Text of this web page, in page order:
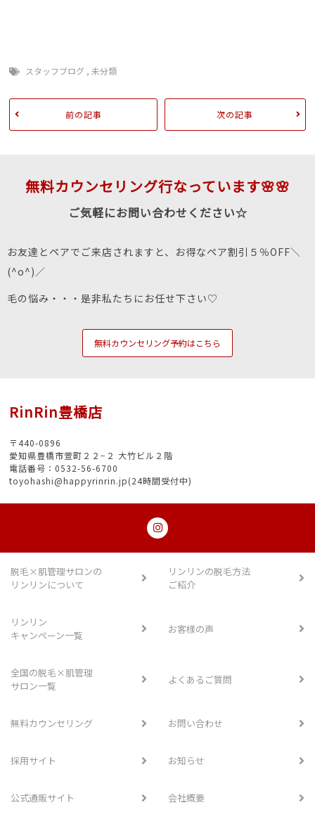
スタッフブログ ,未分類
前の記事 次の記事
無料カウンセリング行なっています🌸🌸
ご気軽にお問い合わせください☆
お友達とペアでご来店されますと、お得なペア割引５％OFF＼
(^o^)／
毛の悩み・・・是非私たちにお任せ下さい♡
無料カウンセリング予約はこちら
RinRin豊橋店
〒440-0896
愛知県豊橋市萱町２２−２ 大竹ビル２階
電話番号：0532-56-6700
toyohashi@happyrinrin.jp(24時間受付中)
脱毛×肌管理サロンの
リンリンについて
リンリンの脱毛方法
ご紹介
リンリン
キャンペーン一覧
お客様の声
全国の脱毛×肌管理
サロン一覧
よくあるご質問
無料カウンセリング お問い合わせ
採用サイト お知らせ
公式通販サイト 会社概要